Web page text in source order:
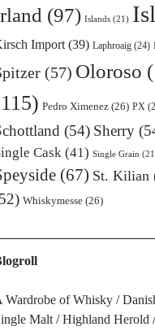
(97) Islands(21)
Import(39) Laphroaig(24)
(57) Oloroso
Pedro Ximenez(26) PX
(54) Sherry
Cask(41) Single Grain
(67) St. Kilian
Whiskymesse(26)
Wardrobe of Whisky
Malt
Highland Herold